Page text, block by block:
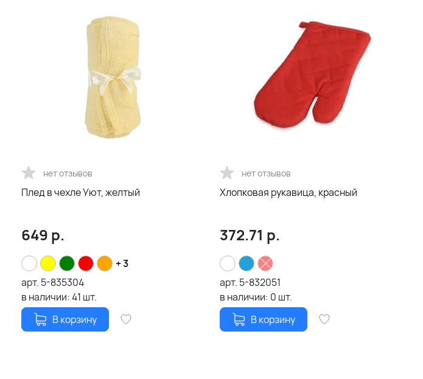
нет отзывов
Плед в чехле Уют, желтый
649 р.
+ 3
арт. 5-835304
в наличии:41 шт.
В корзину
нет отзывов
Хлопковая рукавица, красный
372.71 р.
арт. 5-832051
в наличии: 0 шт.
В корзину